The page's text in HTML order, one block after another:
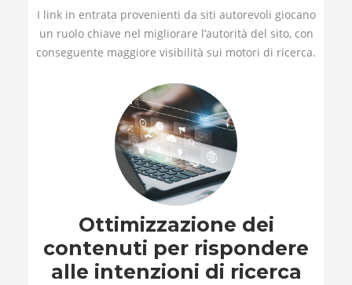
I link in entrata provenienti da siti autorevoli giocano
un ruolo chiave nel migliorare l’autorità del sito, con
conseguente maggiore visibilità sui motori di ricerca.
Ottimizzazione dei
contenuti per rispondere
alle intenzioni di ricerca